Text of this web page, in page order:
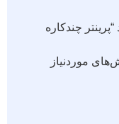
چندکاره
موردنیاز